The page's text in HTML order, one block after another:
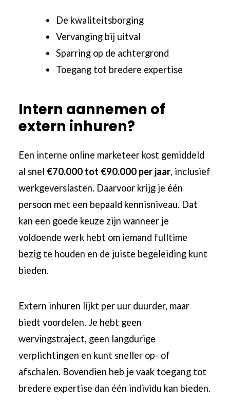
De kwaliteitsborging
Vervanging bij uitval
Sparring op de achtergrond
Toegang tot bredere expertise
Intern aannemen of
extern inhuren?
Een interne online marketeer kost gemiddeld
al snel €70.000 tot €90.000 per jaar, inclusief
werkgeverslasten. Daarvoor krijg je één
persoon met een bepaald kennisniveau. Dat
kan een goede keuze zijn wanneer je
voldoende werk hebt om iemand fulltime
bezig te houden en de juiste begeleiding kunt
bieden.
Extern inhuren lijkt per uur duurder, maar
biedt voordelen. Je hebt geen
wervingstraject, geen langdurige
verplichtingen en kunt sneller op- of
afschalen. Bovendien heb je vaak toegang tot
bredere expertise dan één individu kan bieden.